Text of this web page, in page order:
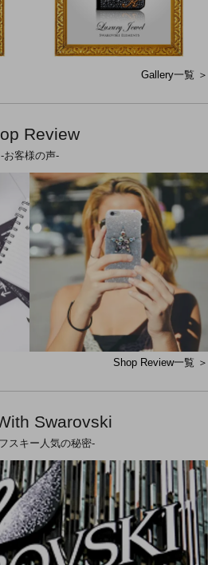
Gallery一覧 ＞
Review
-お客様の声-
Shop Review一覧 ＞
Swarovski
スキー人気の秘密-